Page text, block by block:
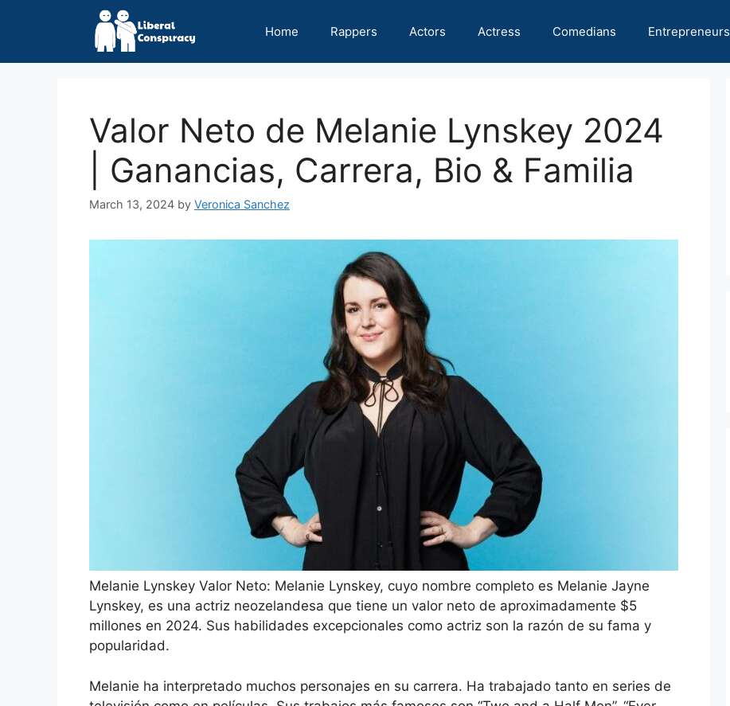
Home Rappers Actors Actress Comedians Entrepreneurs
Valor Neto de Melanie Lynskey 2024
| Ganancias, Carrera, Bio & Familia
March 13, 2024 by Veronica Sanchez
Melanie Lynskey Valor Neto: Melanie Lynskey, cuyo nombre completo es Melanie Jayne
Lynskey, es una actriz neozelandesa que tiene un valor neto de aproximadamente $5
millones en 2024. Sus habilidades excepcionales como actriz son la razón de su fama y
popularidad.
Melanie ha interpretado muchos personajes en su carrera. Ha trabajado tanto en series de